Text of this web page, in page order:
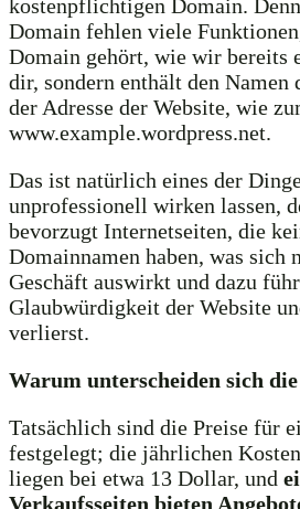
kostenpflichtigen Domain.
Domain fehlen viele
Domain gehört, wie wir bereits
dir, sondern enthält den Namen
der Adresse der Website, wie
www.example.wordpress.net.
Das ist natürlich eines der
unprofessionell wirken lassen,
bevorzugt Internetseiten, die
Domainnamen haben, was sich
Geschäft auswirkt und dazu
Glaubwürdigkeit der Website
verlierst.
Warum unterscheiden sich
Tatsächlich sind die Preise für
festgelegt; die jährlichen
liegen bei etwa 13 Dollar, und
Verkaufsseiten bieten